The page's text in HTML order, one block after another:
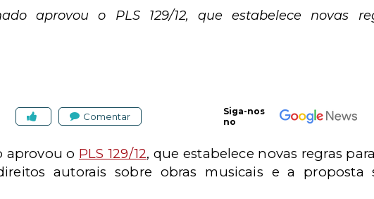
aprovou o PLS 129/12, que estabelece novas
Comentar
Siga-nos
no
aprovou o PLS 129/12, que estabelece novas regras
autorais sobre obras musicais e a proposta